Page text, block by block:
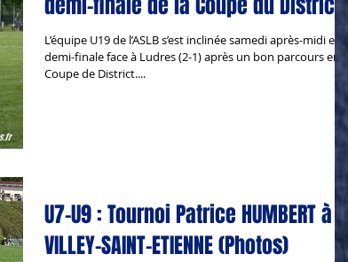
L’équipe U19 de l’ASLB s’est inclinée samedi après-midi en
demi-finale face à Ludres (2-1) après un bon parcours en
Coupe de District....
U7-U9 : Tournoi Patrice HUMBERT à
VILLEY-SAINT-ETIENNE (Photos)